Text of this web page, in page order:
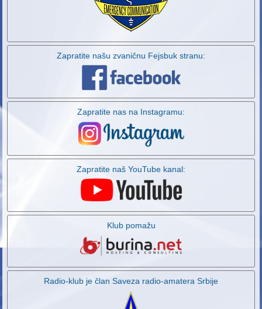
Zapratite našu zvaničnu Fejsbuk stranu:
Zapratite nas na Instagramu:
Zapratite naš YouTube kanal:
Klub pomažu
Radio-klub je član Saveza radio-amatera Srbije